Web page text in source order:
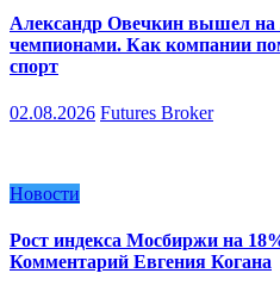
Александр Овечкин вышел на
чемпионами. Как компании
спорт
02.08.2026 Futures Broker
Новости
Рост индекса Мосбиржи на
Комментарий Евгения Когана